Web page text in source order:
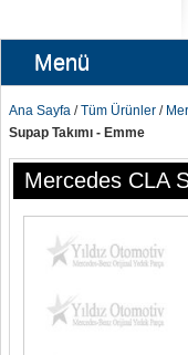
Menü
Ana Sayfa /Tüm Ürünler /
Supap Takımı - Emme
Mercedes CLA